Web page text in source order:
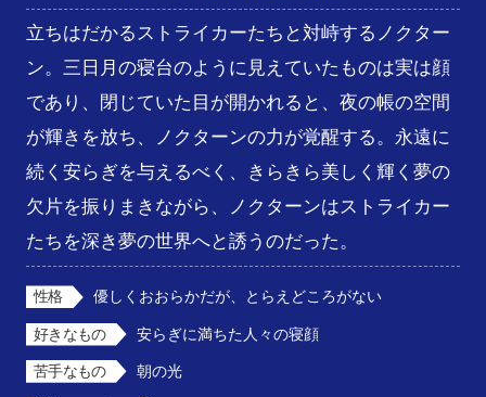
立ちはだかるストライカーたちと対峙するノクター
ン。三日月の寝台のように見えていたものは実は顔
であり、閉じていた目が開かれると、夜の帳の空間
が輝きを放ち、ノクターンの力が覚醒する。永遠に
続く安らぎを与えるべく、きらきら美しく輝く夢の
欠片を振りまきながら、ノクターンはストライカー
たちを深き夢の世界へと誘うのだった。
性格 優しくおおらかだが、とらえどころがない
好きなもの 安らぎに満ちた人々の寝顔
苦手なもの 朝の光